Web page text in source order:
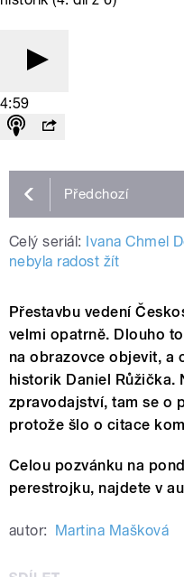
4:59
Předchozí
Celý seriál: Ivana Chmel
nebyla radost žít
Přestavbu vedení
velmi opatrně. Dlouho
na obrazovce objevit, a
historik Daniel Růžička.
zpravodajství, tam se o
protože šlo o citace
Celou pozvánku na
perestrojku, najdete v
autor: Martina Mašková